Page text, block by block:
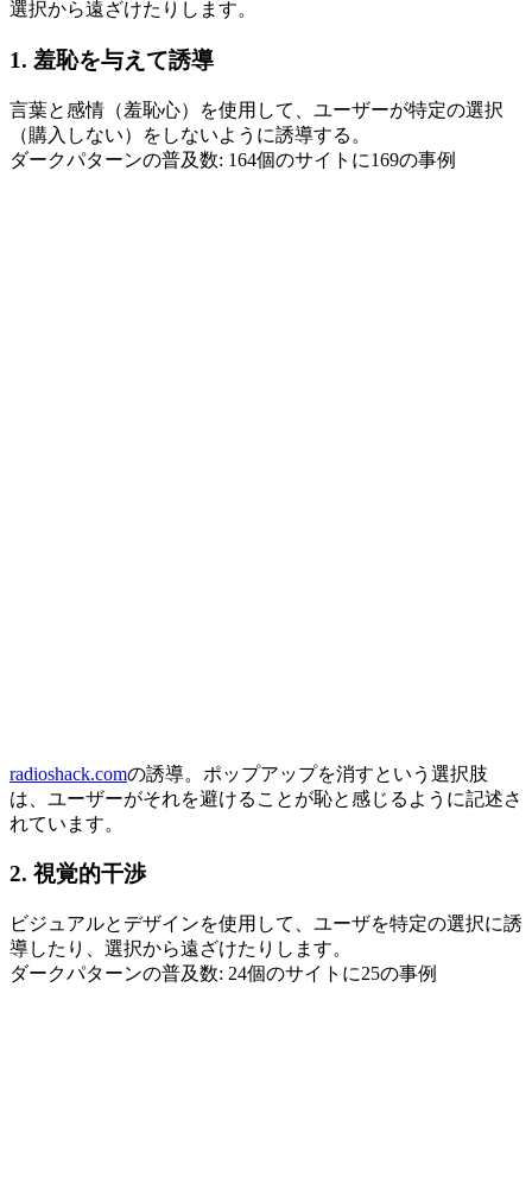
選択から遠ざけたりします。
1. 羞恥を与えて誘導
言葉と感情（羞恥心）を使用して、ユーザーが特定の選択
（購入しない）をしないように誘導する。
ダークパターンの普及数: 164個のサイトに169の事例
radioshack.comの誘導。ポップアップを消すという選択肢
は、ユーザーがそれを避けることが恥と感じるように記述さ
れています。
2. 視覚的干渉
ビジュアルとデザインを使用して、ユーザを特定の選択に誘
導したり、選択から遠ざけたりします。
ダークパターンの普及数: 24個のサイトに25の事例